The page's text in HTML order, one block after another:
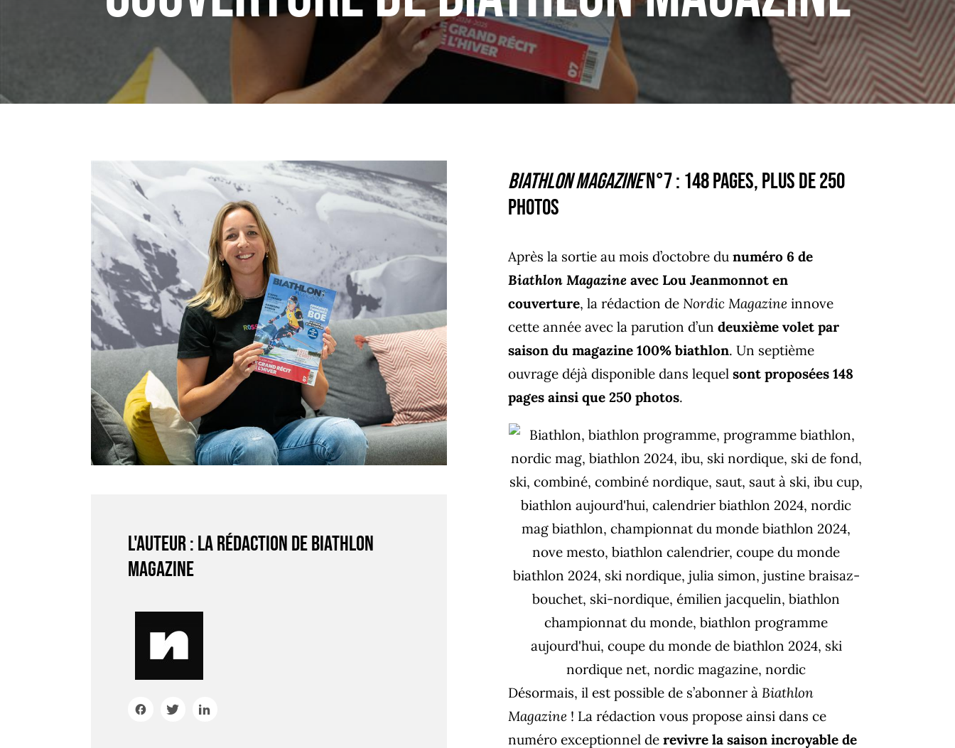
L'auteur : La rédaction de Biathlon
Magazine
Biathlon Magazinen°7 : 148 pages, plus de 250
photos
Après la sortie au mois d’octobre dunuméro 6 de
Biathlon Magazine avec Lou Jeanmonnot en
couverture, la rédaction de Nordic Magazine innove
cette année avec la parution d’undeuxième volet par
saison du magazine 100% biathlon. Un septième
ouvrage déjà disponible dans lequelsont proposées 148
pages ainsi que 250 photos.
Désormais,il est possible de s’abonner àBiathlon
Magazine ! La rédaction vous propose ainsi dans ce
numéro exceptionnel derevivre la saison incroyable de